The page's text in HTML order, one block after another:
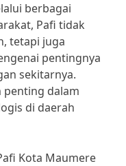
berbagai
Pafi tidak
tetapi juga
pentingnya
sekitarnya.
penting dalam
di daerah
Kota Maumere